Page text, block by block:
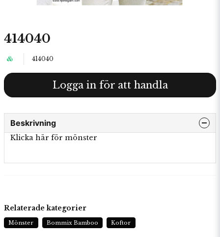
414040
414040
Logga in för att handla
Beskrivning
Klicka här för mönster
Relaterade kategorier
Mönster Bommix Bamboo Koftor